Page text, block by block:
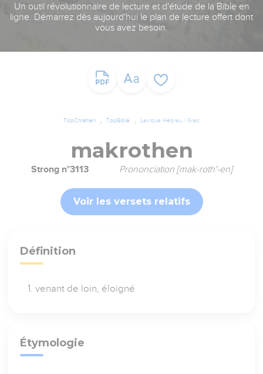
Un outil révolutionnaire de lecture et d'étude de la Bible en
ligne. Démarrez dès aujourd'hui le plan de lecture offert dont
vous avez besoin.
TopChrétien TopBible Lexique Hébreu / Grec
makrothen
Strong n°3113 Prononciation [mak-roth'-en]
Voir les versets relatifs
Définition
venant de loin, éloigné
Étymologie